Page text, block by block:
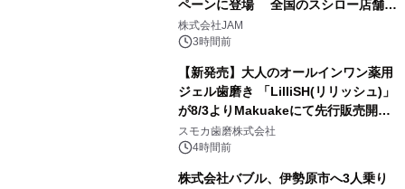
ペーンに登場 全国のスシロー店舗で
GR 4車種の FUNBOO(ミニカー)付き
メニューが展開されます
株式会社JAM
3時間前
【新発売】大人のオールインワン薬用
ジェル歯磨き 「LilliSH(リリッシュ)」
が8/3よりMakuakeにて先行販売開
始！
スモカ歯磨株式会社
4時間前
株式会社バブル、伊勢原市へ3人乗り